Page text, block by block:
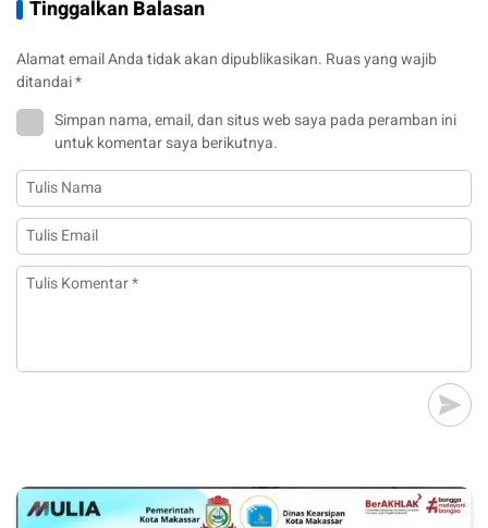
Tinggalkan Balasan
Alamat email Anda tidak akan dipublikasikan. Ruas yang wajib
ditandai*
Simpan nama, email, dan situs web saya pada peramban ini
untuk komentar saya berikutnya.